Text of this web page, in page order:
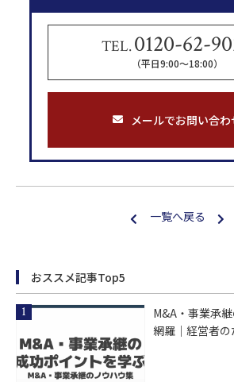
TEL.0120-62-
（平日9:00〜18:00）
メールでお問い合わ
一覧へ戻る
おススメ記事Top5
M&A・事業承
網羅｜経営者の